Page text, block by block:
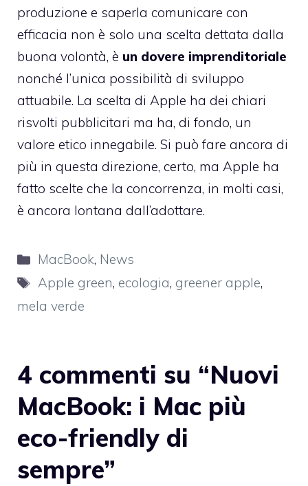
produzione e saperla comunicare con
efficacia non è solo una scelta dettata dalla
buona volontà, è un dovere imprenditoriale
nonché l’unica possibilità di sviluppo
attuabile. La scelta di Apple ha dei chiari
risvolti pubblicitari ma ha, di fondo, un
valore etico innegabile. Si può fare ancora di
più in questa direzione, certo, ma Apple ha
fatto scelte che la concorrenza, in molti casi,
è ancora lontana dall’adottare.
Categorie
MacBook, News
Tag
Apple green, ecologia, greener apple,
mela verde
4 commenti su “Nuovi
MacBook: i Mac più
eco-friendly di
sempre”